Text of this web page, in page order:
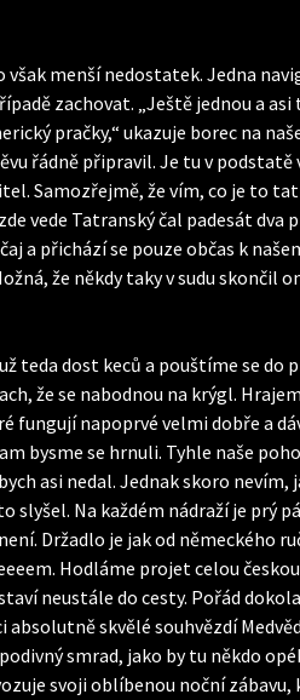
menší nedostatek. Jedna
zachovat. „Ještě jednou a
pračky,“ ukazuje borec na
řádně připravil. Je tu v podstatě
Samozřejmě, že vím, co je to
vede Tatranský čal padesát dva
a přichází se pouze občas k
že někdy taky v sudu skončil
dost keců a pouštíme se do
že se nabodnou na krýgl.
napoprvé velmi dobře a
bysme se hrnuli. Tyhle naše
asi nedal. Jednak skoro nevím,
Na každém nádraží je prý
Držadlo je jak od německého
Hodláme projet celou
neustále do cesty. Pořád
skvělé souhvězdí
smrad, jako by tu někdo
svoji oblíbenou noční zábavu,